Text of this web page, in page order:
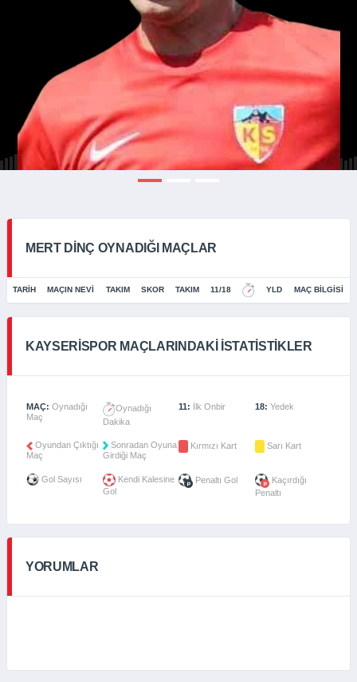
MERT DINÇ OYNADIĞI MAÇLAR
TARIH MAÇIN NEVI TAKIM SKOR TAKIM 11/18 YLD MAÇ BILGISI
KAYSERISPOR MAÇLARINDAKI İSTATISTIKLER
MAÇ: Oynadığı
Maç
Oynadığı
Dakika
11: İlk Onbir 18: Yedek
Oyundan Çıktığı
Maç
Sonradan Oyuna
Girdiği Maç
Kırmızı Kart Sarı Kart
Gol Sayısı
Kendi Kalesine
Gol
Penaltı Gol
Kaçırdığı
Penaltı
YORUMLAR